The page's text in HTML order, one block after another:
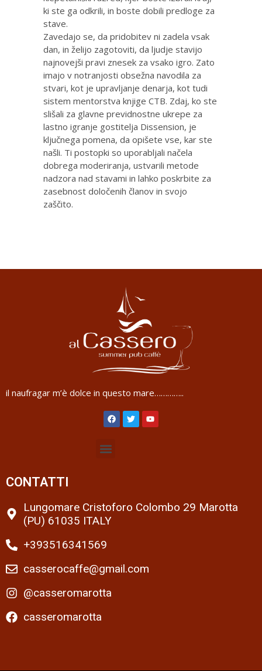
ki ste ga odkrili, in boste dobili predloge za
stave.
Zavedajo se, da pridobitev ni zadela vsak
dan, in želijo zagotoviti, da ljudje stavijo
najnovejši pravi znesek za vsako igro. Zato
imajo v notranjosti obsežna navodila za
stvari, kot je upravljanje denarja, kot tudi
sistem mentorstva knjige CTB. Zdaj, ko ste
slišali za glavne previdnostne ukrepe za
lastno igranje gostitelja Dissension, je
ključnega pomena, da opišete vse, kar ste
našli. Ti postopki so uporabljali načela
dobrega moderiranja, ustvarili metode
nadzora nad stavami in lahko poskrbite za
zasebnost določenih članov in svojo
zaščito.
il naufragar m’è dolce in questo mare…………..
CONTATTI
Lungomare Cristoforo Colombo 29 Marotta
(PU) 61035 ITALY
+393516341569
casserocaffe@gmail.com
@casseromarotta
casseromarotta